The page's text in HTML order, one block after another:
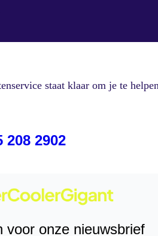
staat klaar om je te
208 2902
voor onze nieuwsbrief